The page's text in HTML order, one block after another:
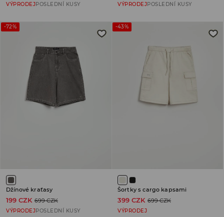
VÝPRODEJPOSLEDNÍ KUSY VÝPRODEJPOSLEDNÍ KUSY
-72%
Džínové kraťasy
199 CZK 699 CZK
VÝPRODEJ POSLEDNÍ KUSY
-43%
Šortky s cargo kapsami
399 CZK 699 CZK
VÝPRODEJ